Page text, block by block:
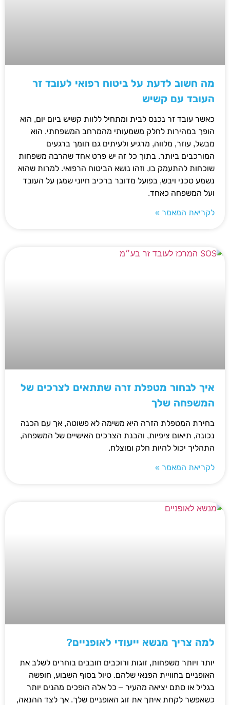
מה חשוב לדעת על ביטוח רפואי לעובד זר
העובד עם קשיש
כאשר עובד זר נכנס לבית ומתחיל ללוות קשיש ביום יום, הוא
הופך במהירות לחלק משמעותי מהמרחב המשפחתי. הוא
מבשל, עוזר, מלווה, מרגיע ולעיתים גם תומך ברגעים
המורכבים ביותר. בתוך כל זה יש פרט אחד שהרבה משפחות
שוכחות להתעמק בו, וזהו נושא הביטוח הרפואי. למרות שהוא
נשמע טכני ויבש, בפועל מדובר ברכיב חיוני שמגן על העובד
ועל המשפחה כאחד.
לקריאת המאמר »
איך לבחור מטפלת זרה שתתאים לצרכים של
המשפחה שלך
בחירת המטפלת הזרה היא משימה לא פשוטה, אך עם הכנה
נכונה, תיאום ציפיות, והבנת הצרכים האישיים של המשפחה,
התהליך יכול להיות חלק ומוצלח.
לקריאת המאמר »
למה צריך מנשא ייעודי לאופניים?
יותר ויותר משפחות, זוגות ורוכבים חובבים בוחרים לשלב את
האופניים בחוויית הפנאי שלהם. טיול בסוף השבוע, חופשה
בגליל או סתם יציאה מהעיר – כל אלה הופכים מהנים יותר
כשאפשר לקחת איתך את זוג האופניים שלך. אך לצד ההנאה,